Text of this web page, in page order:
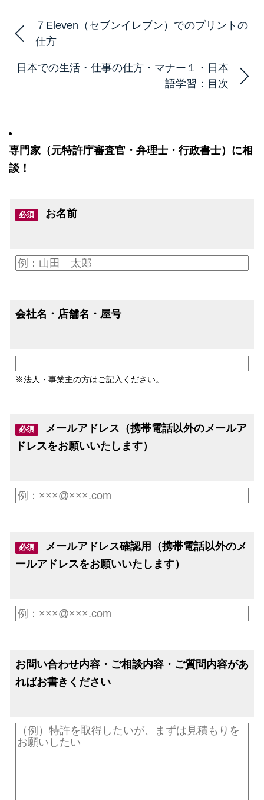
７Eleven（セブンイレブン）でのプリントの
仕方
日本での生活・仕事の仕方・マナー１・日本
語学習：目次
専門家（元特許庁審査官・弁理士・行政書士）に相
談！
必須 お名前
会社名・店舗名・屋号
※法人・事業主の方はご記入ください。
必須
メールアドレス（携帯電話以外のメールア
ドレスをお願いいたします）
必須
メールアドレス確認用（携帯電話以外のメ
ールアドレスをお願いいたします）
お問い合わせ内容・ご相談内容・ご質問内容があ
ればお書きください